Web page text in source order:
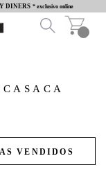
DINERS * exclusivo online
CASACA